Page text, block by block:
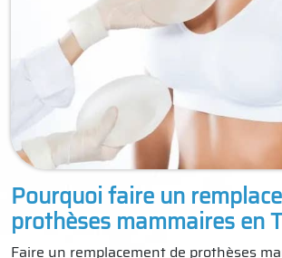
Pourquoi faire un
prothèses mammaires en
Faire un remplacement de prothèses